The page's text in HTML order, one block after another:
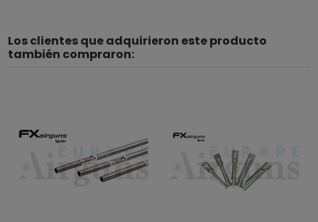
Los clientes que adquirieron este producto
también compraron: